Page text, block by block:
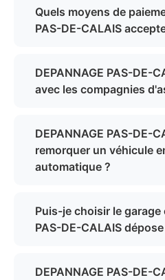
Quels moyens de
PAS-DE-CALAIS
DEPANNAGE PAS-DE-
avec les compagnies
DEPANNAGE PAS-DE-
remorquer un véhicule
automatique ?
Puis-je choisir le garage
PAS-DE-CALAIS
DEPANNAGE PAS-DE-